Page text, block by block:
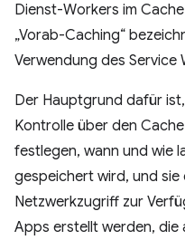
Dienst-Workers im
„Vorab-Caching“
Verwendung des Service
Der Hauptgrund dafür
Kontrolle über den
festlegen, wann und wie
gespeichert wird, und sie
Netzwerkzugriff zur
Apps erstellt werden, die